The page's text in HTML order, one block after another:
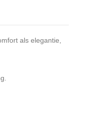
als elegantie,